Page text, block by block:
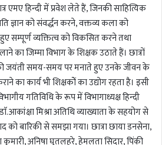
एमए हिन्दी में प्रवेश लेते हैं, जिनकी साहित्यिक
ज्ञान को संवर्द्धन करने, वक्तव्य कला को
सम्पूर्ण व्यक्तित्व को विकसित करने तथा
का जिम्मा विभाग के शिक्षक उठाते हैं। छात्रों
जयंती समय-समय पर मनाते हुए उनके जीवन के
का कार्य भी शिक्षकोें का उद्योग रहता है। इसी
गतिविधि के रूप में विभागाध्यक्ष हिन्दी
मिश्रा अतिथि व्याख्याता के सहयोग से
को बारिकी से समझा गया। छात्रा छाया डनसेना,
कुमारी, अनिषा घृतलहरे, हेमलता सिदार, पिंकी